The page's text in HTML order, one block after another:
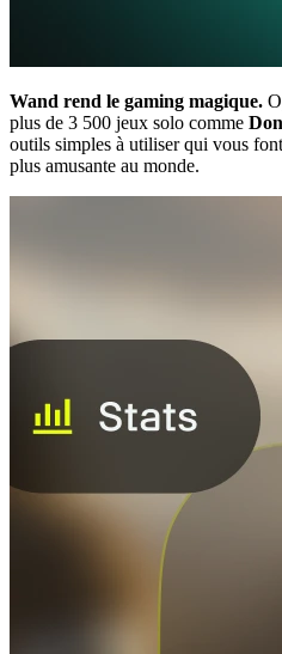
Wand rend le gaming magique.
plus de 3 500 jeux solo comme
outils simples à utiliser qui vous
plus amusante au monde.